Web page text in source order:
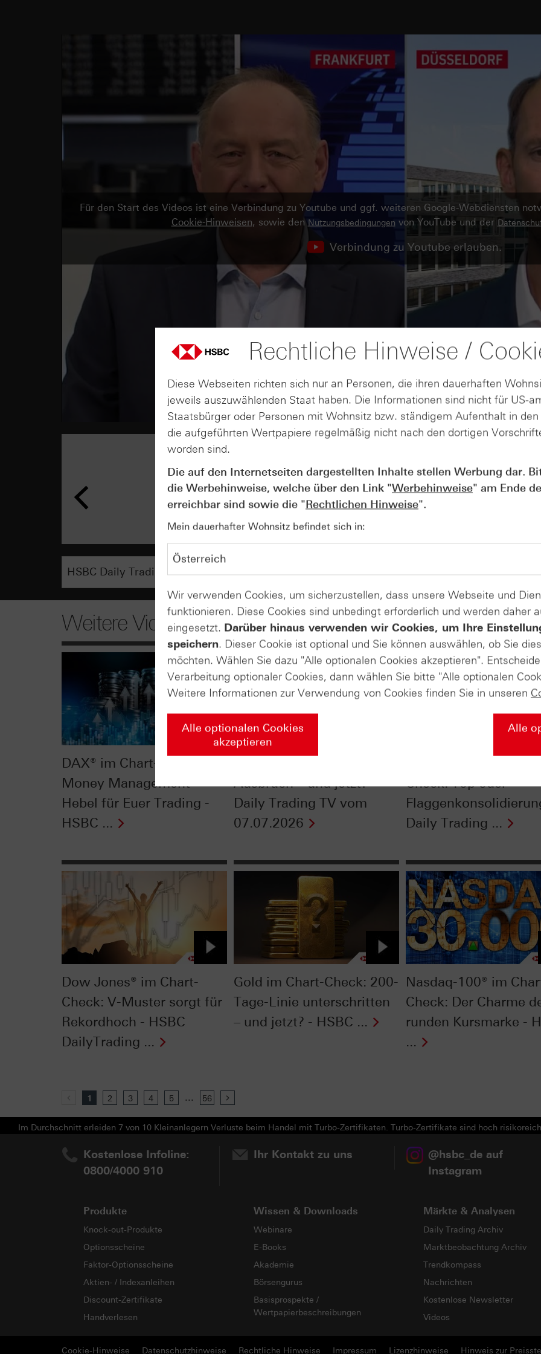
Für den Start des Videos ist eine Verbindung zu Youtube und ggf. weiteren Google-Webdiensten
Cookie-Hinweisen, sowie denNutzungsbedingungen von YouTube und der
Verbindung zu Youtube erlauben.
AUGUST
04
Der Blick ins Kleingedruckte:
Kündigungen bei Derivaten -
vom 04.08.2026
Weitere Videos
DAX® im Chart-Check:
Money Management -
Hebel für Euer Trading -
HSBC ...
Ausbruch – und jetzt? -
Daily Trading TV vom
07.07.2026
Check: Top oder
Daily Trading ...
Dow Jones® im Chart-
Check: V-Muster sorgt für
Rekordhoch - HSBC
DailyTrading ...
Gold im Chart-Check: 200-
Tage-Linie unterschritten
– und jetzt? - HSBC ...
Nasdaq-100® im
Check: Der Charme
runden Kursmarke -
...
Previous
1 2 3 4 5 ... 56
Im Durchschnitt erleiden 7 von 10 Kleinanlegern Verluste beim Handel mit Turbo-Zertifikaten. Turbo-Zertifikate sind hoch
Kostenlose Infoline:
0800/4000 910
Ihr Kontakt zu uns
@hsbc_de auf
Instagram
Produkte
Knock-out-Produkte
Optionsscheine
Faktor-Optionsscheine
Aktien- / Indexanleihen
Discount-Zertifikate
Handverlesen
Wissen & Downloads
Webinare
E-Books
Akademie
Börsengurus
Basisprospekte /
Wertpapierbeschreibungen
Märkte & Analysen
Daily Trading Archiv
Marktbeobachtung Archiv
Trendkompass
Nachrichten
Kostenlose Newsletter
Videos
Cookie-Hinweise Datenschutzhinweise Rechtliche Hinweise Impressum Lizenzhinweise Hinweis zur
Rechtliche Hinweise /
Diese Webseiten richten sich nur an Personen, die ihren dauerhaften
jeweils auszuwählenden Staat haben. Die Informationen sind nicht für US-
Staatsbürger oder Personen mit Wohnsitz bzw. ständigem Aufenthalt in
die aufgeführten Wertpapiere regelmäßig nicht nach den dortigen
worden sind.
Die auf den Internetseiten dargestellten Inhalte stellen Werbung dar.
die Werbehinweise, welche über den Link "Werbehinweise" am Ende
erreichbar sind sowie die "Rechtlichen Hinweise".
Mein dauerhafter Wohnsitz befindet sich in:
Wir verwenden Cookies, um sicherzustellen, dass unsere Webseite und
funktionieren. Diese Cookies sind unbedingt erforderlich und werden daher
eingesetzt. Darüber hinaus verwenden wir Cookies, um Ihre
speichern. Dieser Cookie ist optional und Sie können auswählen, ob Sie
möchten. Wählen Sie dazu "Alle optionalen Cookies akzeptieren".
Verarbeitung optionaler Cookies, dann wählen Sie bitte "Alle optionalen
Weitere Informationen zur Verwendung von Cookies finden Sie in unseren
Alle optionalen Cookies
akzeptieren
Alle